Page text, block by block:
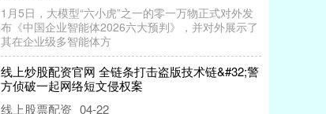
1月5日，大模型“六小虎”之一的零一万物正式对外发
布《中国企业智能体2026六大预判》，并对外展示了
其在企业级多智能体方
线上炒股配资官网 全链条打击盗版技术链&#32;警
方侦破一起网络短文侵权案
线上股票配资 04-22